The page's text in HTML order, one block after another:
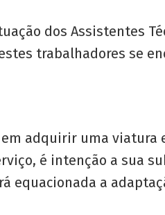
dos Assistentes
trabalhadores se
em adquirir uma
é intenção a sua
equacionada a